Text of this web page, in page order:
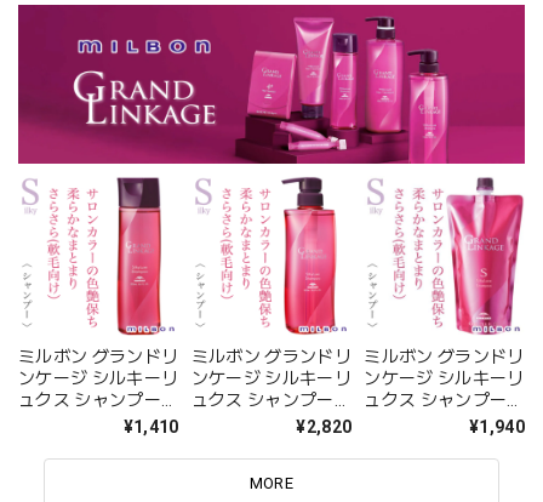
ミルボン グランドリ
ンケージ シルキーリ
ュクス シャンプー
¥1,410
ミルボン グランドリ
ンケージ シルキーリ
ュクス シャンプー
500ml(ポンプ)--¥2,820
ミルボン グランドリ
ンケージ シルキーリ
ュクス シャンプー
400ml(レフィル)--
¥1,940
MORE